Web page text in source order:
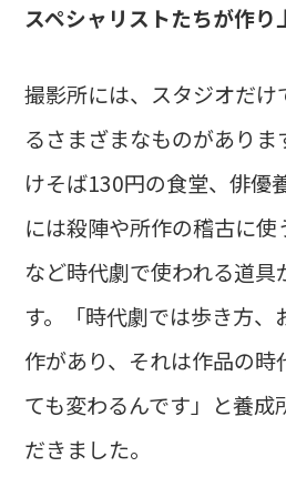
スペシャリストたちが作り
撮影所には、スタジオだ
るさまざまなものがあり
けそば130円の食堂、俳優
には殺陣や所作の稽古に
など時代劇で使われる道具
す。「時代劇では歩き方
作があり、それは作品の時
ても変わるんです」と養成
だきました。